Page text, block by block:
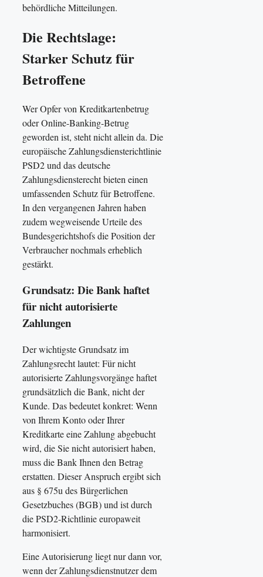
behördliche Mitteilungen.
Die Rechtslage:
Starker Schutz für
Betroffene
Wer Opfer von Kreditkartenbetrug
oder Online-Banking-Betrug
geworden ist, steht nicht allein da. Die
europäische Zahlungsdiensterichtlinie
PSD2 und das deutsche
Zahlungsdiensterecht bieten einen
umfassenden Schutz für Betroffene.
In den vergangenen Jahren haben
zudem wegweisende Urteile des
Bundesgerichtshofs die Position der
Verbraucher nochmals erheblich
gestärkt.
Grundsatz: Die Bank haftet
für nicht autorisierte
Zahlungen
Der wichtigste Grundsatz im
Zahlungsrecht lautet: Für nicht
autorisierte Zahlungsvorgänge haftet
grundsätzlich die Bank, nicht der
Kunde. Das bedeutet konkret: Wenn
von Ihrem Konto oder Ihrer
Kreditkarte eine Zahlung abgebucht
wird, die Sie nicht autorisiert haben,
muss die Bank Ihnen den Betrag
erstatten. Dieser Anspruch ergibt sich
aus § 675u des Bürgerlichen
Gesetzbuches (BGB) und ist durch
die PSD2-Richtlinie europaweit
harmonisiert.
Eine Autorisierung liegt nur dann vor,
wenn der Zahlungsdienstnutzer dem